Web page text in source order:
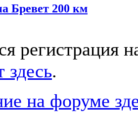
Бревет 200 км
регистрация
здесь.
на форуме